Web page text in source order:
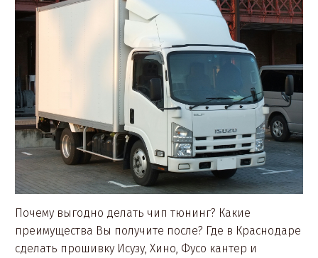
Почему выгодно делать чип тюнинг? Какие
преимущества Вы получите после? Где в Краснодаре
сделать прошивку Исузу, Хино, Фусо кантер и